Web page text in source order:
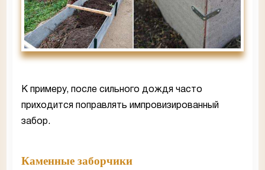
К примеру, после сильного дождя часто
приходится поправлять импровизированный
забор.
Каменные заборчики